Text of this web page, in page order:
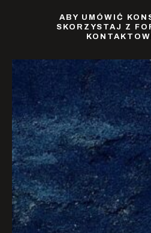
ABY UMÓWIĆ
SKORZYSTAJ Z